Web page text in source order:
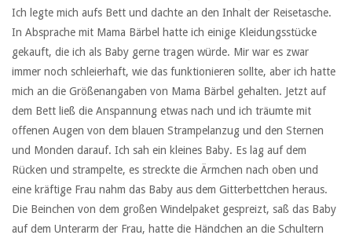
Ich legte mich aufs Bett und dachte an den Inhalt der Reisetasche.
In Absprache mit Mama Bärbel hatte ich einige Kleidungsstücke
gekauft, die ich als Baby gerne tragen würde. Mir war es zwar
immer noch schleierhaft, wie das funktionieren sollte, aber ich hatte
mich an die Größenangaben von Mama Bärbel gehalten. Jetzt auf
dem Bett ließ die Anspannung etwas nach und ich träumte mit
offenen Augen von dem blauen Strampelanzug und den Sternen
und Monden darauf. Ich sah ein kleines Baby. Es lag auf dem
Rücken und strampelte, es streckte die Ärmchen nach oben und
eine kräftige Frau nahm das Baby aus dem Gitterbettchen heraus.
Die Beinchen von dem großen Windelpaket gespreizt, saß das Baby
auf dem Unterarm der Frau, hatte die Händchen an die Schultern